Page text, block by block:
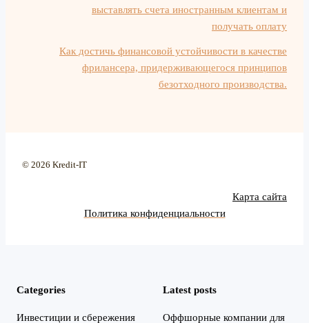
выставлять счета иностранным клиентам и
получать оплату
Как достичь финансовой устойчивости в качестве
фрилансера, придерживающегося принципов
безотходного производства.
© 2026 Kredit-IT
Карта сайта
Политика конфиденциальности
Categories
Инвестиции и сбережения
Latest posts
Оффшорные компании для